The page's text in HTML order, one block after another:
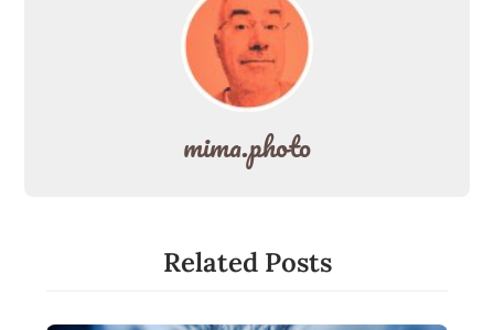
mima.photo
Related Posts